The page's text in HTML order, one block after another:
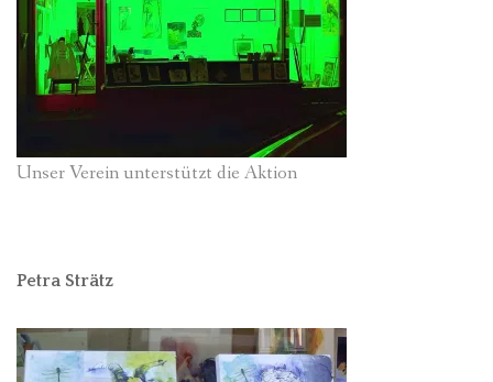
Unser Verein unterstützt die Aktion
Petra Strätz